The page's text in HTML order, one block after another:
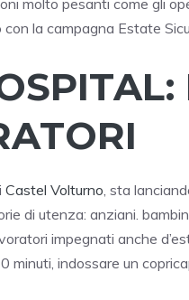
molto pesanti come gli
la campagna Estate
Castel Volturno, sta
di utenza: anziani.
impegnati anche
indossare un